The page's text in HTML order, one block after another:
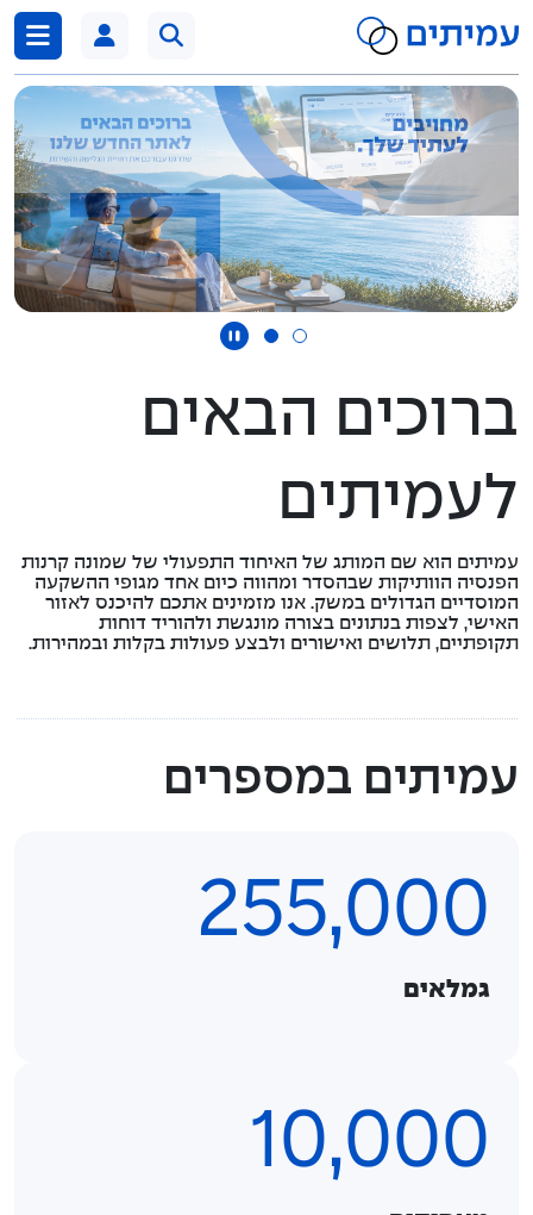
לדלג לתוכן
ברוכים הבאים
לעמיתים
עמיתים הוא שם המותג של האיחוד התפעולי של שמונה קרנות
הפנסיה הוותיקות שבהסדר ומהווה כיום אחד מגופי ההשקעה
המוסדיים הגדולים במשק. אנו מזמינים אתכם להיכנס לאזור
האישי, לצפות בנתונים בצורה מונגשת ולהוריד דוחות
תקופתיים, תלושים ואישורים ולבצע פעולות בקלות ובמהירות.
עמיתים במספרים
255,000
גמלאים
10,000